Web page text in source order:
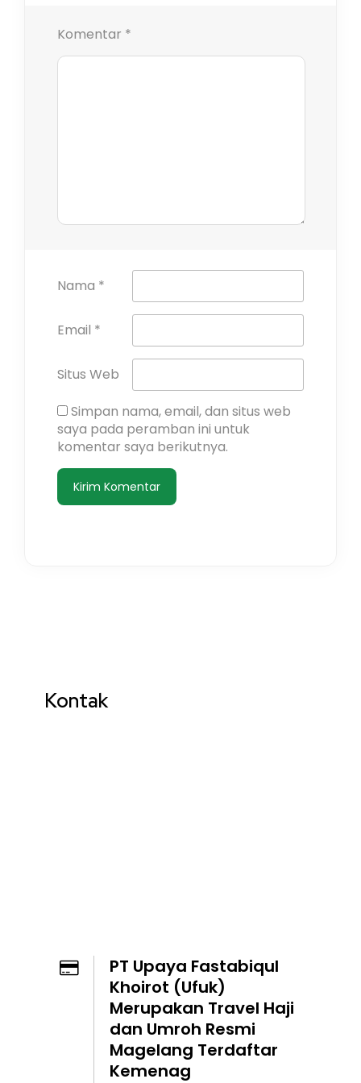
Komentar *
Nama *
Email *
Situs Web
Simpan nama, email, dan situs web
saya pada peramban ini untuk
komentar saya berikutnya.
Kontak
PT Upaya Fastabiqul
Khoirot (Ufuk)
Merupakan Travel Haji
dan Umroh Resmi
Magelang Terdaftar
Kemenag